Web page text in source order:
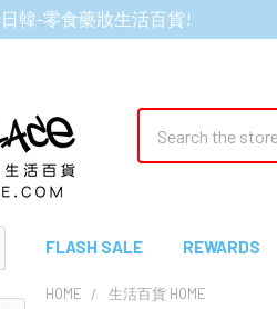
日韓-零食藥妝生活百貨!
FLASH SALE REWARDS
HOME 生活百貨 HOME